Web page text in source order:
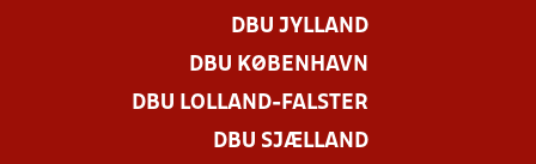
DBU JYLLAND
DBU KØBENHAVN
DBU LOLLAND-FALSTER
DBU SJÆLLAND